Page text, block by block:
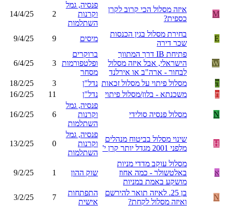
M
איזה מסלול הכי קרוב לקרן
כספית?
פנסיה, גמל
וקרנות
השתלמות
2
14/4/25
E
בחירת מסלול בגין הכנסות
שכר דירה
מיסים 9
9/4/25
W
פתיחת IB דרך המתווך
הישראלי, אבל איזה מסלול
לבחור - ארה"ב או אירלנד
ברוקרים
ופלטפורמות
מסחר
3
6/4/25
ה מסלול פיתוי על מסלול זכאות נדל"ן 3
18/2/25
ח
משכנתא - בלון/מסלול פיתוי נדל"ן 11
16/2/25
N מסלול פנסיה סולידי
פנסיה, גמל
וקרנות
השתלמות
6
16/2/25
H
שינוי מסלול בביטוח מנהלים
מלפני 2001 מגדל יותר קרן י'
פנסיה, גמל
וקרנות
השתלמות
0
13/2/25
א
מסלול עוקב מדדי מניות
באלטשולר - כמה אחוז
מושקע באמת במניות
שוק ההון 1
9/2/25
N
בן 25. לאיזה תואר להירשם
ואיזה מסלול לקחת?
התפתחות
אישית
7
3/2/25